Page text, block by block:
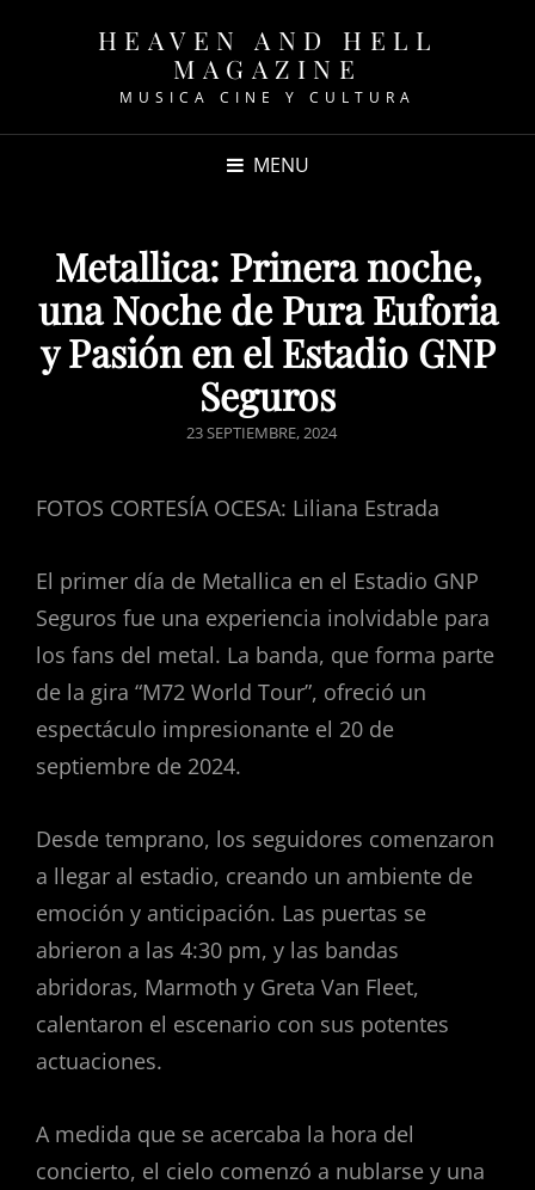
HEAVEN AND HELL
MAGAZINE
MUSICA CINE Y CULTURA
MENU
Metallica: Prinera noche,
una Noche de Pura Euforia
y Pasión en el Estadio GNP
Seguros
POSTED
23 SEPTIEMBRE, 2024
FOTOS CORTESÍA OCESA: Liliana Estrada
El primer día de Metallica en el Estadio GNP
Seguros fue una experiencia inolvidable para
los fans del metal. La banda, que forma parte
de la gira “M72 World Tour”, ofreció un
espectáculo impresionante el 20 de
septiembre de 2024.
Desde temprano, los seguidores comenzaron
a llegar al estadio, creando un ambiente de
emoción y anticipación. Las puertas se
abrieron a las 4:30 pm, y las bandas
abridoras, Marmoth y Greta Van Fleet,
calentaron el escenario con sus potentes
actuaciones.
A medida que se acercaba la hora del
concierto, el cielo comenzó a nublarse y una